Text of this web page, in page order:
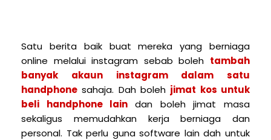
Satu berita baik buat mereka yang berniaga
online melalui instagram sebab boleh tambah
banyak akaun instagram dalam satu
handphone sahaja. Dah boleh jimat kos untuk
beli handphone lain dan boleh jimat masa
sekaligus memudahkan kerja berniaga dan
personal. Tak perlu guna software lain dah untuk